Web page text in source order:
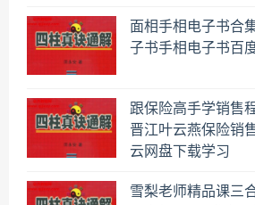
面相手相电子书合
子书手相电子书百
跟保险高手学销售
晋江叶云燕保险销
云网盘下载学习
雪梨老师精品课三